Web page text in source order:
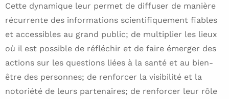
Cette dynamique leur permet de diffuser de manière
récurrente des informations scientifiquement fiables
et accessibles au grand public; de multiplier les lieux
où il est possible de réfléchir et de faire émerger des
actions sur les questions liées à la santé et au bien-
être des personnes; de renforcer la visibilité et la
notoriété de leurs partenaires; de renforcer leur rôle